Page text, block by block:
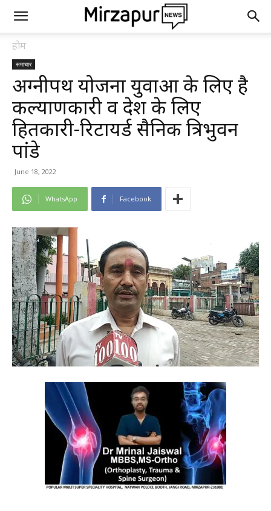
होम
समाचार
अग्नीपथ योजना युवाओं के लिए है
कल्याणकारी व देश के लिए
हितकारी-रिटायर्ड सैनिक त्रिभुवन
पांडे
June 18, 2022
WhatsApp Facebook